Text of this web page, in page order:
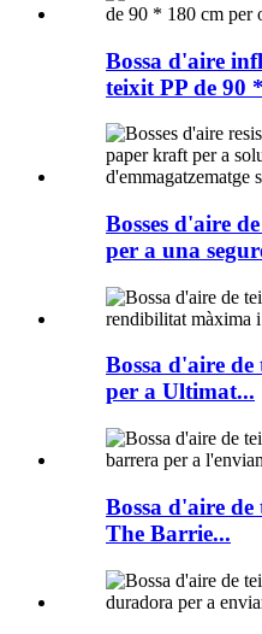
Bossa d'aire
teixit PP de 90
Bosses d'aire
per a una
Bossa d'aire
per a Ultimat...
Bossa d'aire
The Barrie...